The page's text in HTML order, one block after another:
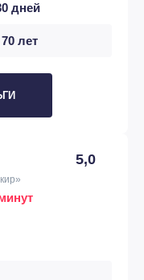
дней
лет
5,0